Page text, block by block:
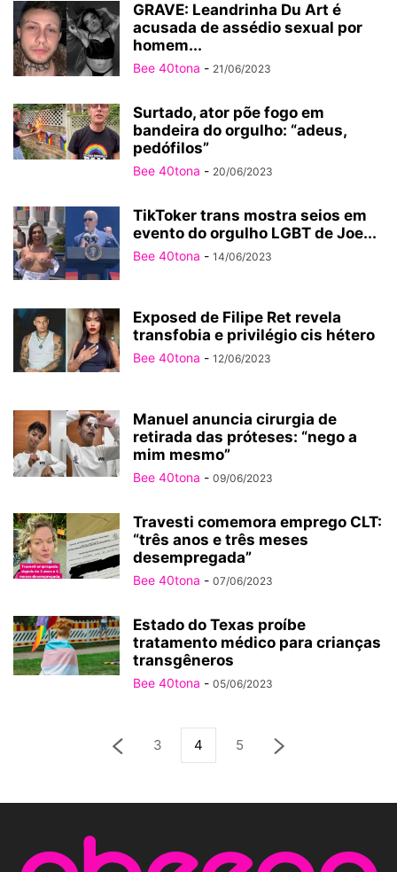
GRAVE: Leandrinha Du Art é
acusada de assédio sexual por
homem...
Bee 40tona - 21/06/2023
Surtado, ator põe fogo em
bandeira do orgulho: “adeus,
pedófilos”
Bee 40tona - 20/06/2023
TikToker trans mostra seios em
evento do orgulho LGBT de Joe...
Bee 40tona - 14/06/2023
Exposed de Filipe Ret revela
transfobia e privilégio cis hétero
Bee 40tona - 12/06/2023
Manuel anuncia cirurgia de
retirada das próteses: “nego a
mim mesmo”
Bee 40tona - 09/06/2023
Travesti comemora emprego CLT:
“três anos e três meses
desempregada”
Bee 40tona - 07/06/2023
Estado do Texas proíbe
tratamento médico para crianças
transgêneros
Bee 40tona - 05/06/2023
3 4 5